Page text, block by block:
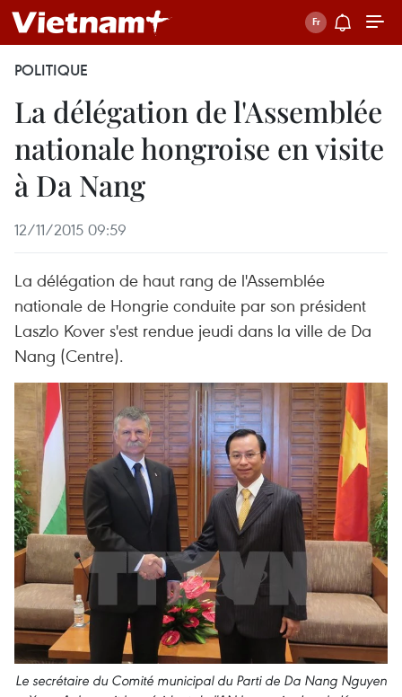
POLITIQUE
La délégation de l'Assemblée
nationale hongroise en visite
à Da Nang
12/11/2015 09:59
La délégation de haut rang de l'Assemblée
nationale de Hongrie conduite par son président
Laszlo Kover s'est rendue jeudi dans la ville de Da
Nang (Centre).
Le secrétaire du Comité municipal du Parti de Da Nang Nguyen